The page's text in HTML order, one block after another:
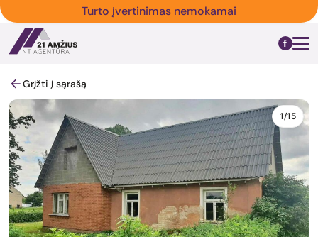
Turto įvertinimas nemokamai
Grįžti į sąrašą
1/15